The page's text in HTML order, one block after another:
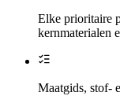
Elke prioritaire
kernmaterialen
Maatgids, stof-